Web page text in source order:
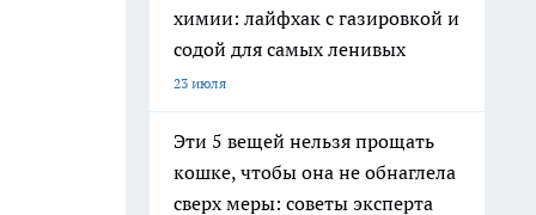
химии: лайфхак с газировкой и
содой для самых ленивых
23 июля
Эти 5 вещей нельзя прощать
кошке, чтобы она не обнаглела
сверх меры: советы эксперта